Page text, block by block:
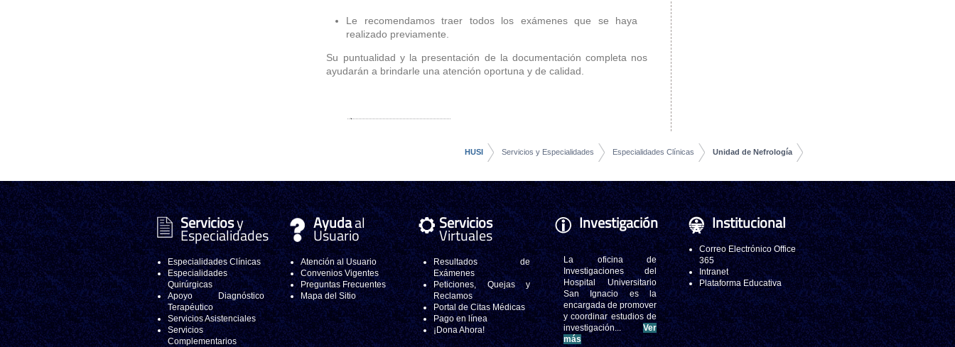
Le recomendamos traer todos los exámenes que se haya
realizado previamente.
Su puntualidad y la presentación de la documentación completa nos
ayudarán a brindarle una atención oportuna y de calidad.
HUSI Servicios y Especialidades Especialidades Clínicas Unidad de Nefrología
Serviciosy
Especialidades
Especialidades Clínicas
Especialidades
Quirúrgicas
Apoyo Diagnóstico
Terapéutico
Servicios Asistenciales
Servicios
Complementarios
Ayudaal
Usuario
Atención al Usuario
Convenios Vigentes
Preguntas Frecuentes
Mapa del Sitio
Servicios
Virtuales
Resultados de
Exámenes
Peticiones, Quejas y
Reclamos
Portal de Citas Médicas
Pago en línea
¡Dona Ahora!
Investigación
La oficina de
Investigaciones del
Hospital Universitario
San Ignacio es la
encargada de promover
y coordinar estudios de
investigación... Ver
más
Institucional
Correo Electrónico Office
365
Intranet
Plataforma Educativa